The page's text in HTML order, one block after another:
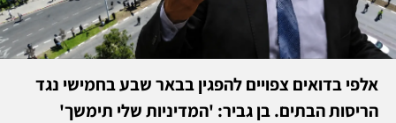
אלפי בדואים צפויים להפגין בבאר שבע בחמישי נגד
הריסות הבתים. בן גביר: 'המדיניות שלי תימשך'